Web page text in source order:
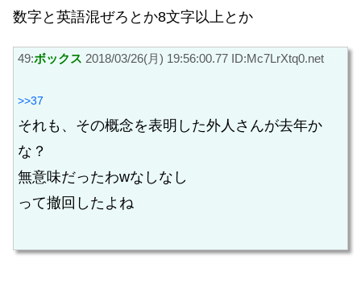
数字と英語混ぜろとか8文字以上とか
49:ボックス 2018/03/26(月) 19:56:00.77 ID:Mc7LrXtq0.net
>>37
それも、その概念を表明した外人さんが去年か
な？
無意味だったわwなしなし
って撤回したよね